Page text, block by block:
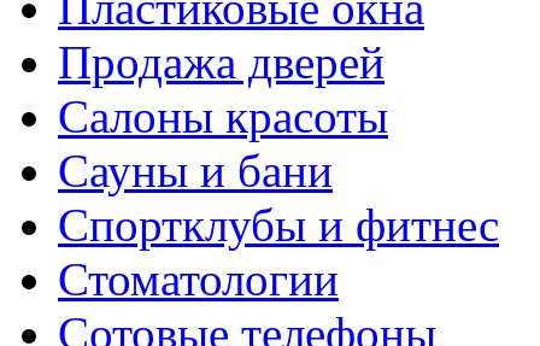
Продажа дверей
Салоны красоты
Сауны и бани
Спортклубы и фитнес
Стоматологии
Сотовые телефоны